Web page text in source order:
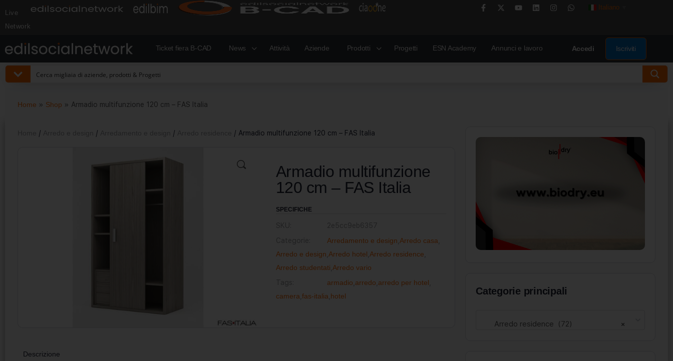
Live
Network
Italiano
Ticket fiera B-CAD News Attività Aziende Prodotti Progetti ESN Academy Annunci e lavoro Accedi Iscriviti
Home » Shop » Armadio multifunzione 120 cm – FAS Italia
/ / / / Armadio multifunzione 120 cm – FAS Italia
Armadio multifunzione
120 cm – FAS Italia
SPECIFICHE
Arredamento e design Arredo casa
Arredo e design Arredo hotel Arredo residence
Arredo studentati Arredo vario
armadio arredo arredo per hotel
camera fas-italia hotel
Descrizione
Categorie principali
×
Arredo residence (72)